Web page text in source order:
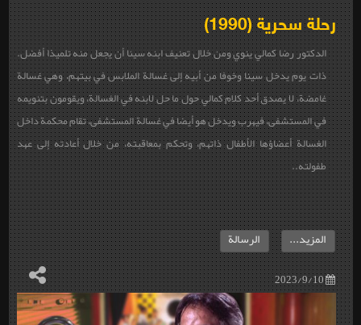
رحلة سحریة (1990)
الدكتور رضا كمالي ينوي ومن خلال تعنيف ابنه سينا أن يجعل منه تلميذا أفضل.
ذات يوم يدخل سينا وخوفا من أبيه إلى غسالة الملابس في بيتهم، وهي غسالة
غامضة، لا يصدق أحد كلام كمالي حول ما حل لابنه في الغسالة، ويقومون بتنويمه
في المستشفى، فيهرب ويدخل هو أيضا في غسالة المستشفى، تقام محكمة داخل
الغسالة أعضاؤها الأطفال ذاتهم، وتحكم بمعاقبته، من خلال أعادته إلى عهد
طفولته..
2023/9/10
المزيد... الرسالة